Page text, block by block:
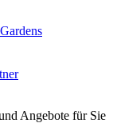
Angebote für Sie